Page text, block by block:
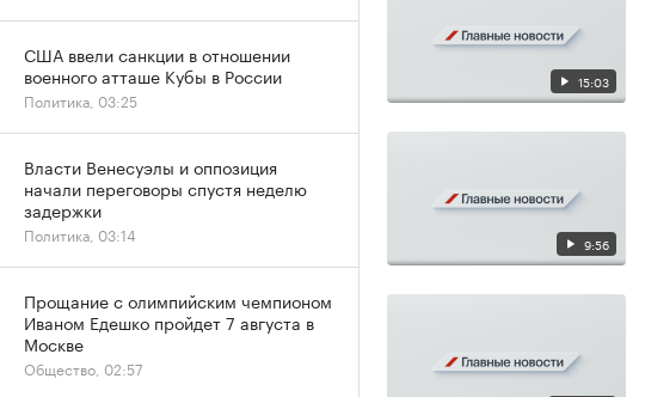
15:03
9:56
США ввели санкции в отношении
военного атташе Кубы в России
Политика, 03:25
Власти Венесуэлы и оппозиция
начали переговоры спустя неделю
задержки
Политика, 03:14
Прощание с олимпийским чемпионом
Иваном Едешко пройдет 7 августа в
Москве
Общество, 02:57